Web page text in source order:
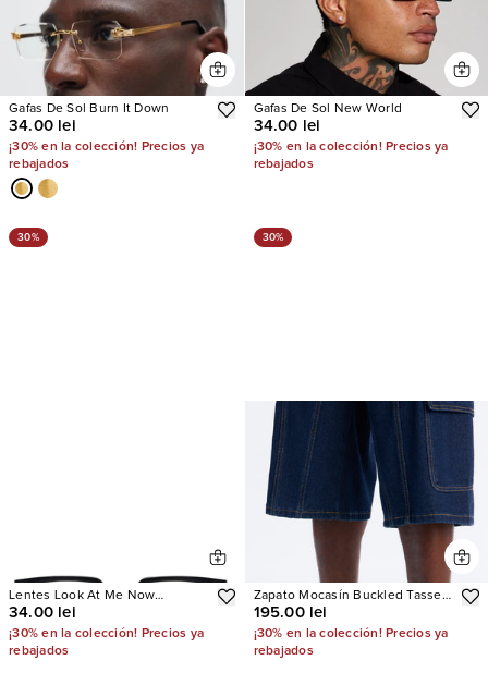
Gafas De Sol Burn It Down
34.00 lei
¡30% en la colección! Precios ya
rebajados
Gafas De Sol New World
34.00 lei
¡30% en la colección! Precios ya
rebajados
30%
Lentes Look At Me Now
Bluelight
34.00 lei
¡30% en la colección! Precios ya
rebajados
30%
Zapato Mocasín Buckled Tassel
Faux Leather Slip On
195.00 lei
¡30% en la colección! Precios ya
rebajados